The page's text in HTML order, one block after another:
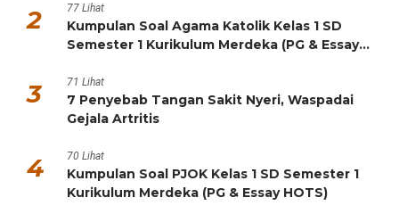
2 77 Lihat
Kumpulan Soal Agama Katolik Kelas 1 SD
Semester 1 Kurikulum Merdeka (PG & Essay
3 71 Lihat
7 Penyebab Tangan Sakit Nyeri, Waspadai
Gejala Artritis
4 70 Lihat
Kumpulan Soal PJOK Kelas 1 SD Semester 1
Kurikulum Merdeka (PG & Essay HOTS)